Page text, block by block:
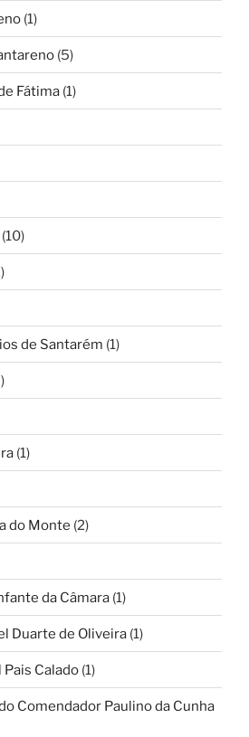
(1)
(5)
Fátima (1)
(10)
de Santarém (1)
(1)
do Monte (2)
da Câmara (1)
Duarte de Oliveira (1)
Pais Calado (1)
Comendador Paulino da Cunha